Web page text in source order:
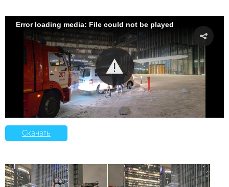
Error loading media: File could not be played
Скачать